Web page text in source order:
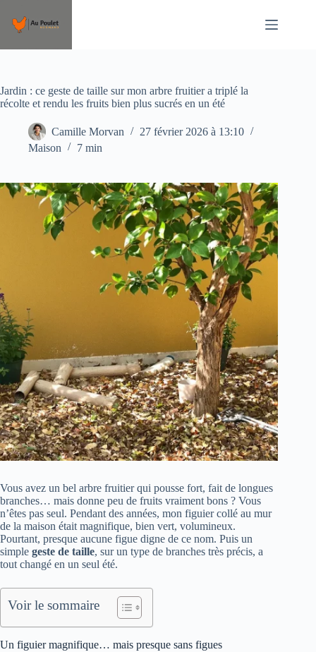
contenu
Jardin : ce geste de taille sur mon arbre fruitier a triplé la
récolte et rendu les fruits bien plus sucrés en un été
Camille Morvan
27 février 2026 à 13:10
Maison
7 min
Vous avez un bel arbre fruitier qui pousse fort, fait de longues
branches… mais donne peu de fruits vraiment bons ? Vous
n’êtes pas seul. Pendant des années, mon figuier collé au mur
de la maison était magnifique, bien vert, volumineux.
Pourtant, presque aucune figue digne de ce nom. Puis un
simple geste de taille, sur un type de branches très précis, a
tout changé en un seul été.
Voir le sommaire
Un figuier magnifique… mais presque sans figues